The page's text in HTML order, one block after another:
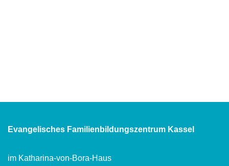
Evangelisches Familienbildungszentrum Kassel
im Katharina-von-Bora-Haus